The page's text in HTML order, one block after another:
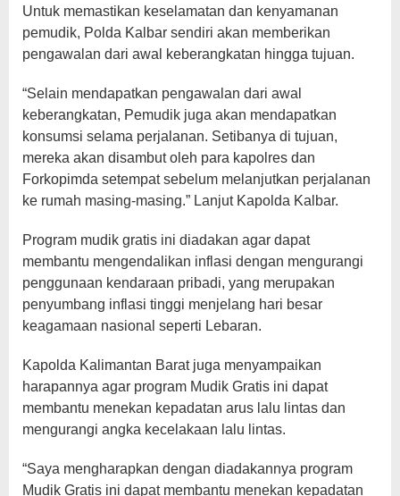
Untuk memastikan keselamatan dan kenyamanan
pemudik, Polda Kalbar sendiri akan memberikan
pengawalan dari awal keberangkatan hingga tujuan.
“Selain mendapatkan pengawalan dari awal
keberangkatan, Pemudik juga akan mendapatkan
konsumsi selama perjalanan. Setibanya di tujuan,
mereka akan disambut oleh para kapolres dan
Forkopimda setempat sebelum melanjutkan perjalanan
ke rumah masing-masing.” Lanjut Kapolda Kalbar.
Program mudik gratis ini diadakan agar dapat
membantu mengendalikan inflasi dengan mengurangi
penggunaan kendaraan pribadi, yang merupakan
penyumbang inflasi tinggi menjelang hari besar
keagamaan nasional seperti Lebaran.
Kapolda Kalimantan Barat juga menyampaikan
harapannya agar program Mudik Gratis ini dapat
membantu menekan kepadatan arus lalu lintas dan
mengurangi angka kecelakaan lalu lintas.
“Saya mengharapkan dengan diadakannya program
Mudik Gratis ini dapat membantu menekan kepadatan